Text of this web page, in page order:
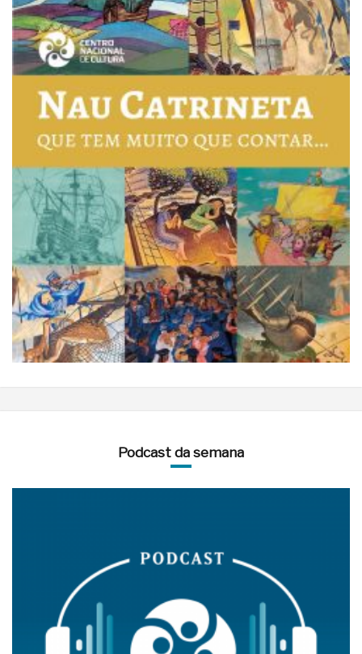
Podcast da semana